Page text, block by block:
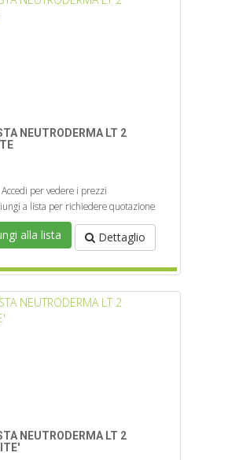
NEUTRODERMA LT 2
Accedi per vedere i prezzi
a lista per richiedere quotazione
alla lista Dettaglio
NEUTRODERMA LT 2